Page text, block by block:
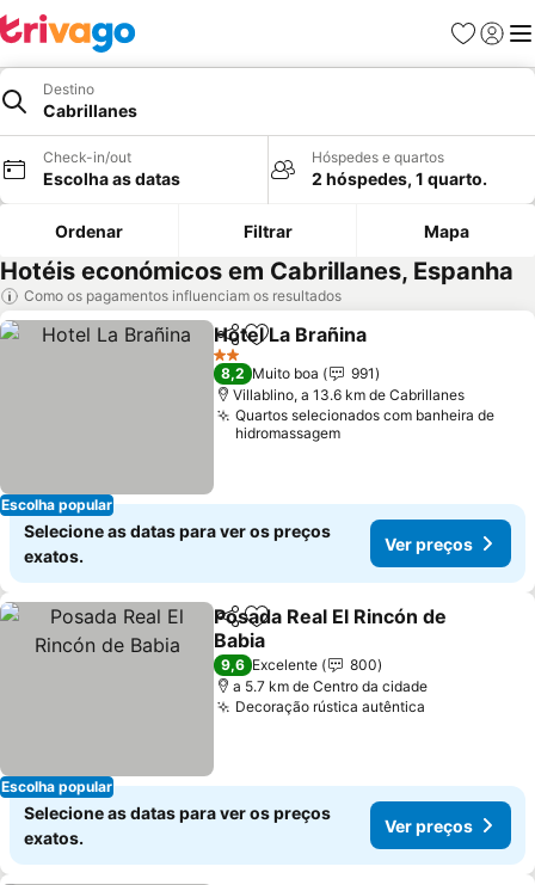
Favoritos
Iniciar
Destino
Cabrillanes
Check-in/out
Escolha as datas
Hóspedes e quartos
2 hóspedes, 1 quarto.
Ordenar Filtrar Mapa
Hotéis económicos em Cabrillanes, Espanha
Como os pagamentos influenciam os resultados
Escolha popular
PartilharAdicionar aos favoritos
Hotel La Brañina
2 Estrelas
8,2 Muito boa
991
Villablino, a 13.6 km de Cabrillanes
Quartos selecionados com banheira de
hidromassagem
Selecione as datas para ver os preços
exatos.
Ver preços
Escolha popular
PartilharAdicionar aos favoritos
Posada Real El Rincón de
Babia
9,6 Excelente
800
a 5.7 km de Centro da cidade
Decoração rústica autêntica
Selecione as datas para ver os preços
exatos.
Ver preços